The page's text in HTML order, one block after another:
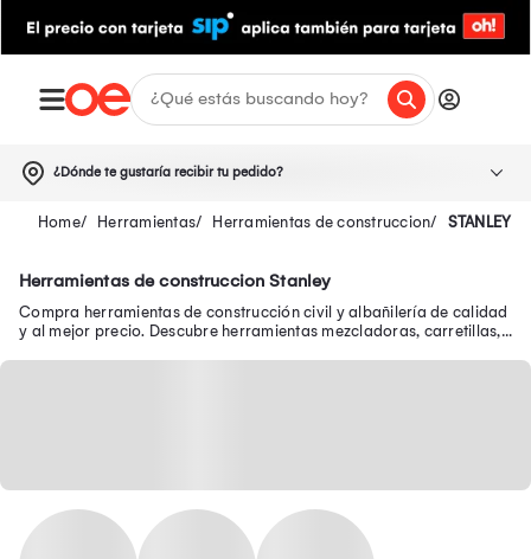
¿Dónde te gustaría recibir tu pedido?
Herramientas Herramientas de construccion STANLEY
Herramientas de construccion Stanley
Compra herramientas de construcción civil y albañilería de calidad
y al mejor precio. Descubre herramientas mezcladoras, carretillas,